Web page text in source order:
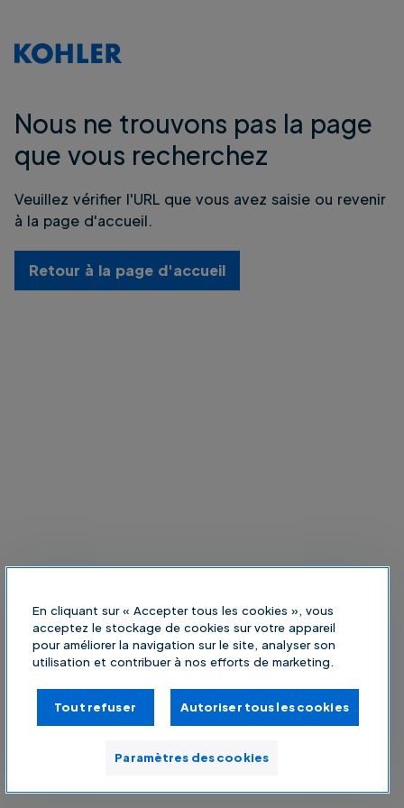
Nous ne trouvons pas la page
que vous recherchez
Veuillez vérifier l'URL que vous avez saisie ou revenir
à la page d'accueil.
Retour à la page d'accueil
En cliquant sur « Accepter tous les cookies », vous
acceptez le stockage de cookies sur votre appareil
pour améliorer la navigation sur le site, analyser son
utilisation et contribuer à nos efforts de marketing.
Tout refuser Autoriser tous les cookies
Paramètres des cookies